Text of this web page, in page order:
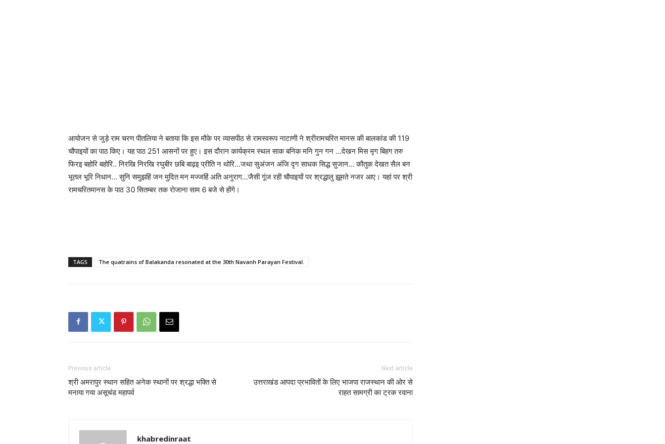
आयोजन से जुड़े राम चरण पीतलिया ने बताया कि इस मौके पर व्यासपीठ से रामस्वरूप नाटाणी ने श्रीरामचरित मानस की बालकांड की 119
चौपाइयों का पाठ किए। यह पाठ 251 आसनों पर हुए। इस दौरान कार्यक्रम स्थल साक बनिक मनि गुन गन …देखन मिस मृग बिहग तरु
फिरइ बहोरि बहोरि.. निरखि निरखि रघुबीर छबि बाढ़इ प्रीति न थोरि…जथा सुअंजन अंजि दृग साधक सिद्ध सुजान… कौतुक देखत सैल बन
भूतल भूरि निधान… सुनि समुझहिं जन मुदित मन मज्जहिं अति अनुराग…जैसी गूंज रही चौपाइयों पर श्रद्धालु झूमते नजर आए। यहां पर श्री
रामचरितमानस के पाठ 30 सितम्बर तक रोजाना साम 6 बजे से होंगे।
TAGS The quatrains of Balakanda resonated at the 30th Navanh Parayan Festival.
Previous article
श्री अमरापुर स्थान सहित अनेक स्थानों पर श्रद्धा भक्ति से
मनाया गया असूचंड महापर्व
Next article
उत्तराखंड आपदा प्रभावितों के लिए भाजपा राजस्थान की ओर से
राहत सामग्री का ट्रक रवाना
khabredinraat